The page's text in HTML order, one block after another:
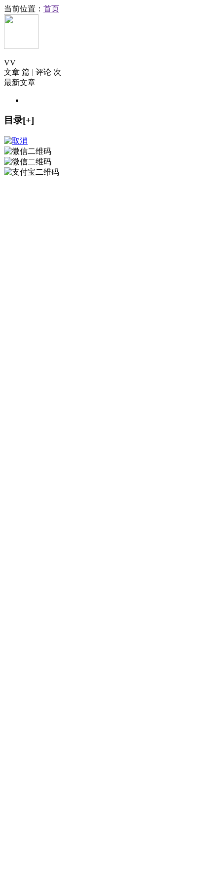
当前位置： 首页
VV
文章 篇 | 评论 次
最新文章
目录[+]